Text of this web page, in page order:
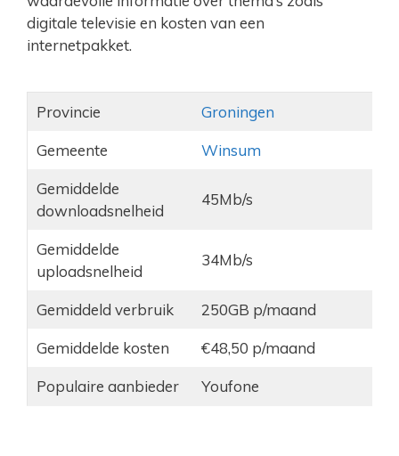
digitale televisie en kosten van een
internetpakket.
Provincie Groningen
Gemeente Winsum
Gemiddelde
downloadsnelheid
45Mb/s
Gemiddelde
uploadsnelheid
34Mb/s
Gemiddeld verbruik 250GB p/maand
Gemiddelde kosten €48,50 p/maand
Populaire aanbieder Youfone